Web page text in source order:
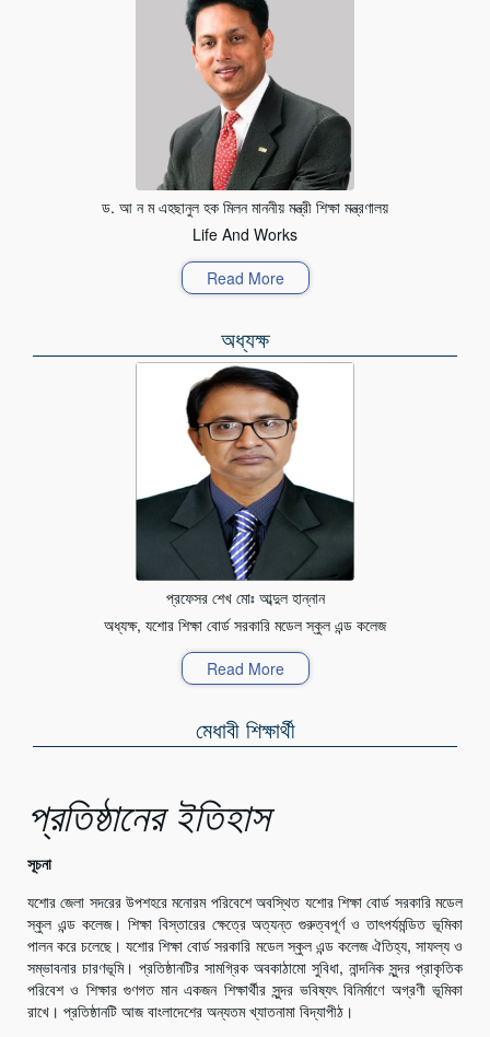
ড. আ ন ম এহছানুল হক মিলন মাননীয় মন্ত্রী শিক্ষা মন্ত্রণালয়
Life And Works
Read More
অধ্যক্ষ
প্রফেসর শেখ মোঃ আব্দুল হান্নান
অধ্যক্ষ, যশোর শিক্ষা বোর্ড সরকারি মডেল স্কুল এন্ড কলেজ
Read More
মেধাবী শিক্ষার্থী
প্রতিষ্ঠানের ইতিহাস
সূচনা
যশোর জেলা সদরের উপশহরে মনোরম পরিবেশে অবস্থিত যশোর শিক্ষা বোর্ড সরকারি মডেল
স্কুল এন্ড কলেজ। শিক্ষা বিস্তারের ক্ষেত্রে অত্যন্ত গুরুত্বপূর্ণ ও তাৎপর্যমন্ডিত ভূমিকা
পালন করে চলেছে। যশোর শিক্ষা বোর্ড সরকারি মডেল স্কুল এন্ড কলেজ ঐতিহ্য, সাফল্য ও
সম্ভাবনার চারণভূমি। প্রতিষ্ঠানটির সামগ্রিক অবকাঠামো সুবিধা, নান্দনিক সুন্দর প্রাকৃতিক
পরিবেশ ও শিক্ষার গুণগত মান একজন শিক্ষার্থীর সুন্দর ভবিষ্যৎ বিনির্মাণে অগ্রণী ভূমিকা
রাখে। প্রতিষ্ঠানটি আজ বাংলাদেশের অন্যতম খ্যাতনামা বিদ্যাপীঠ।